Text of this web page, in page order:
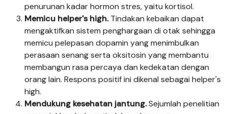
penurunan kadar hormon stres, yaitu kortisol.
Memicu helper's high.Tindakan kebaikan dapat
mengaktifkan sistem penghargaan di otak sehingga
memicu pelepasan dopamin yang menimbulkan
perasaan senang serta oksitosin yang membantu
membangun rasa percaya dan kedekatan dengan
orang lain. Respons positif ini dikenal sebagai helper's
high.
Mendukung kesehatan jantung.Sejumlah penelitian